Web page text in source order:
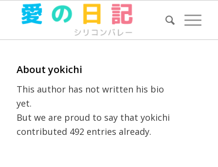
Aboutyokichi
This author has not written his bio
yet.
But we are proud to say that yokichi
contributed 492 entries already.